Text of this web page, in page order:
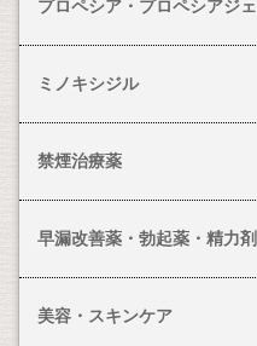
プロペシア・プロペシアジ
ミノキシジル
禁煙治療薬
早漏改善薬・勃起薬・精力
美容・スキンケア